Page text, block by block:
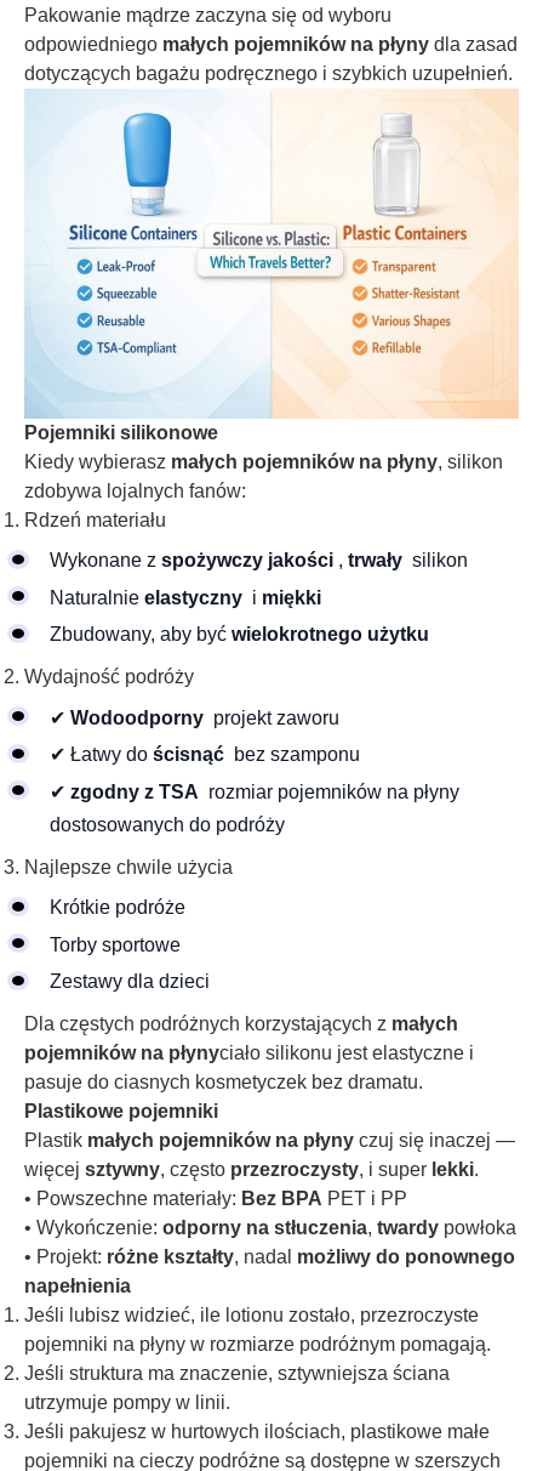
Pakowanie mądrze zaczyna się od wyboru
odpowiedniego małych pojemników na płyny dla zasad
dotyczących bagażu podręcznego i szybkich uzupełnień.
Pojemniki silikonowe
Kiedy wybierasz małych pojemników na płyny, silikon
zdobywa lojalnych fanów:
Rdzeń materiału
Wykonane z spożywczy jakości , trwały silikon
Naturalnie elastyczny i miękki
Zbudowany, aby być wielokrotnego użytku
Wydajność podróży
✔ Wodoodporny projekt zaworu
✔ Łatwy do ścisnąć bez szamponu
✔ zgodny z TSA rozmiar pojemników na płyny
dostosowanych do podróży
Najlepsze chwile użycia
Krótkie podróże
Torby sportowe
Zestawy dla dzieci
Dla częstych podróżnych korzystających z małych
pojemników na płynyciało silikonu jest elastyczne i
pasuje do ciasnych kosmetyczek bez dramatu.
Plastikowe pojemniki
Plastik małych pojemników na płyny czuj się inaczej —
więcej sztywny, często przezroczysty, i super lekki.
• Powszechne materiały: Bez BPA PET i PP
• Wykończenie: odporny na stłuczenia, twardy powłoka
• Projekt: różne kształty, nadal możliwy do ponownego
napełnienia
Jeśli lubisz widzieć, ile lotionu zostało, przezroczyste
pojemniki na płyny w rozmiarze podróżnym pomagają.
Jeśli struktura ma znaczenie, sztywniejsza ściana
utrzymuje pompy w linii.
Jeśli pakujesz w hurtowych ilościach, plastikowe małe
pojemniki na cieczy podróżne są dostępne w szerszych